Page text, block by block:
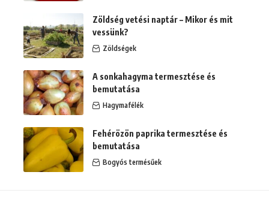
Zöldség vetési naptár – Mikor és mit
vessünk?
Zöldségek
A sonkahagyma termesztése és
bemutatása
Hagymafélék
Fehérözön paprika termesztése és
bemutatása
Bogyós termésűek